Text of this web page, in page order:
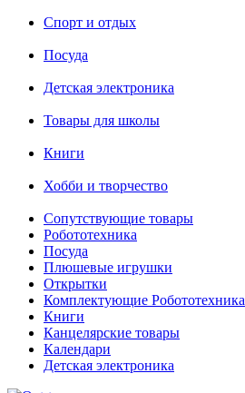
Спорт и отдых
Посуда
Детская электроника
Товары для школы
Книги
Хобби и творчество
Сопутствующие товары
Робототехника
Посуда
Плюшевые игрушки
Открытки
Комплектующие Робототехника
Книги
Канцелярские товары
Календари
Детская электроника